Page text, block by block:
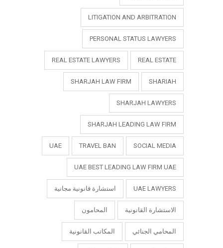
LITIGATION AND ARBITRATION
PERSONAL STATUS LAWYERS
REAL ESTATE
REAL ESTATE LAWYERS
SHARIAH
SHARJAH LAW FIRM
SHARJAH LAWYERS
SHARJAH LEADING LAW FIRM
SOCIAL MEDIA
TRAVEL BAN
UAE
UAE BEST LEADING LAW FIRM UAE
UAE LAWYERS استشارة قانونية مجانية
الاستشارة القانونية المحامون
المحامي الجنائي المكاتب القانونية